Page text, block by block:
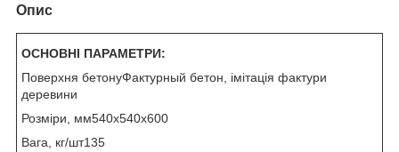
Опис
ОСНОВНІ ПАРАМЕТРИ:
Поверхня бетонуФактурный бетон, імітація фактури
деревини
Розміри, мм540х540х600
Вага, кг/шт135